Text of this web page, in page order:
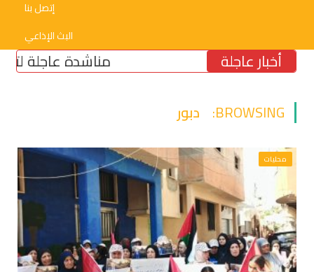
إتصل بنا
البث الإذاعي
أخبار عاجلة مناشدة عاجلة لتأمين
BROWSING: دبور
محليات